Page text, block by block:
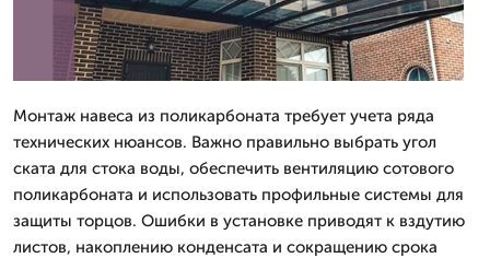
Монтаж навеса из поликарбоната требует учета ряда
технических нюансов. Важно правильно выбрать угол
ската для стока воды, обеспечить вентиляцию сотового
поликарбоната и использовать профильные системы для
защиты торцов. Ошибки в установке приводят к вздутию
листов, накоплению конденсата и сокращению срока